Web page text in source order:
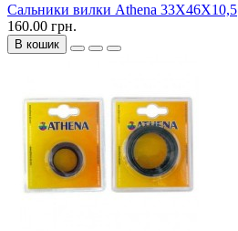
Сальники вилки Athena 33X46X10,5
160.00 грн.
В кошик